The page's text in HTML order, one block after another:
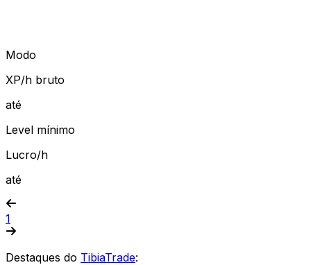
Modo
XP/h bruto
até
Level mínimo
Lucro/h
até
1
Destaques do TibiaTrade: